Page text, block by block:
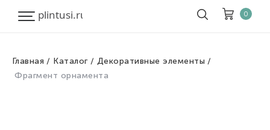
0
Главная Каталог
Декоративные элементы
Фрагмент орнамента